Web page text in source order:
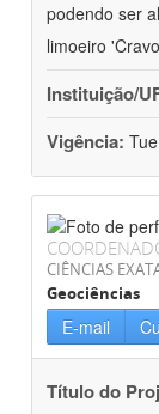
podendo ser
limoeiro
Instituição/
Vigência:
CIÊNCIAS
Geociências
E-mail
Título do